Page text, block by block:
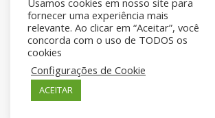
© 2026 CRM7 Zoho Brasil. Todos os
26.371.672/0001-05
Sobre
Portal do
Conosco
Usamos cookies em nosso site para
fornecer uma experiência mais
relevante. Ao clicar em “Aceitar”, você
concorda com o uso de TODOS os
cookies
Configurações de Cookie
ACEITAR